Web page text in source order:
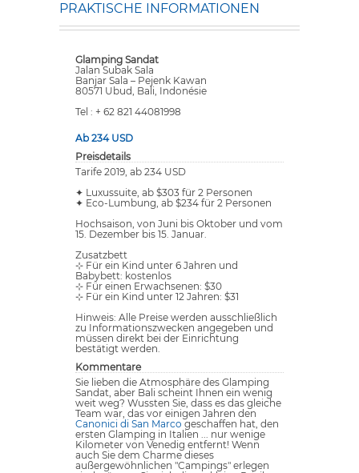
PRAKTISCHE INFORMATIONEN
Glamping Sandat
Jalan Subak Sala
Banjar Sala – Pejenk Kawan
80571 Ubud, Bali, Indonésie
Tel : + 62 821 44081998
Ab 234 USD
Preisdetails
Tarife 2019, ab 234 USD
✦ Luxussuite, ab $303 für 2 Personen
✦ Eco-Lumbung, ab $234 für 2 Personen
Hochsaison, von Juni bis Oktober und vom
15. Dezember bis 15. Januar.
Zusatzbett
⊹ Für ein Kind unter 6 Jahren und
Babybett: kostenlos
⊹ Für einen Erwachsenen: $30
⊹ Für ein Kind unter 12 Jahren: $31
Hinweis: Alle Preise werden ausschließlich
zu Informationszwecken angegeben und
müssen direkt bei der Einrichtung
bestätigt werden.
Kommentare
Sie lieben die Atmosphäre des Glamping
Sandat, aber Bali scheint Ihnen ein wenig
weit weg? Wussten Sie, dass es das gleiche
Team war, das vor einigen Jahren den
Canonici di San Marco geschaffen hat, den
ersten Glamping in Italien ... nur wenige
Kilometer von Venedig entfernt! Wenn
auch Sie dem Charme dieses
außergewöhnlichen "Campings" erlegen